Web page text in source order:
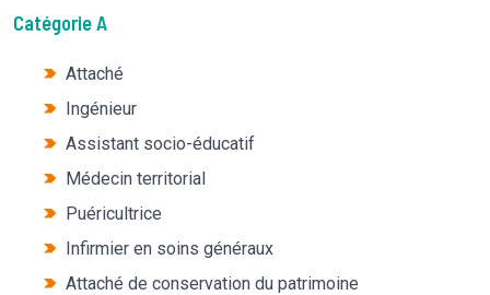
Catégorie A
Attaché
Ingénieur
Assistant socio-éducatif
Médecin territorial
Puéricultrice
Infirmier en soins généraux
Attaché de conservation du patrimoine